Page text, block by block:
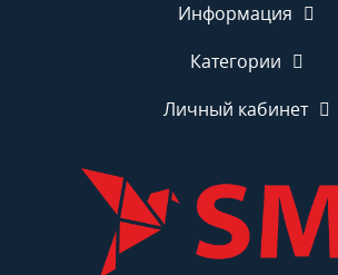
Информация
Категории
Личный кабинет